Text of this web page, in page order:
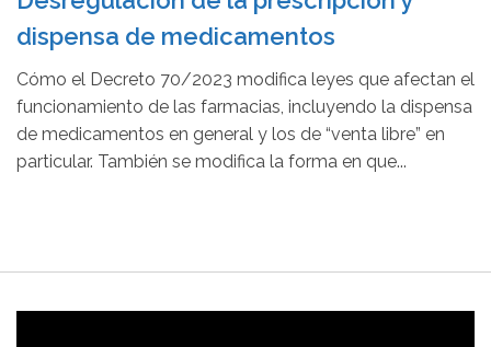
dispensa de medicamentos
Cómo el Decreto 70/2023 modifica leyes que afectan el
funcionamiento de las farmacias, incluyendo la dispensa
de medicamentos en general y los de “venta libre” en
particular. También se modifica la forma en que...